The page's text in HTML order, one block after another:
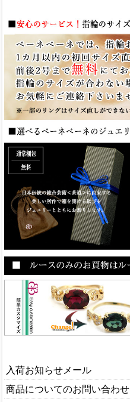
入荷お知らせメール
商品についてのお問い合わせ